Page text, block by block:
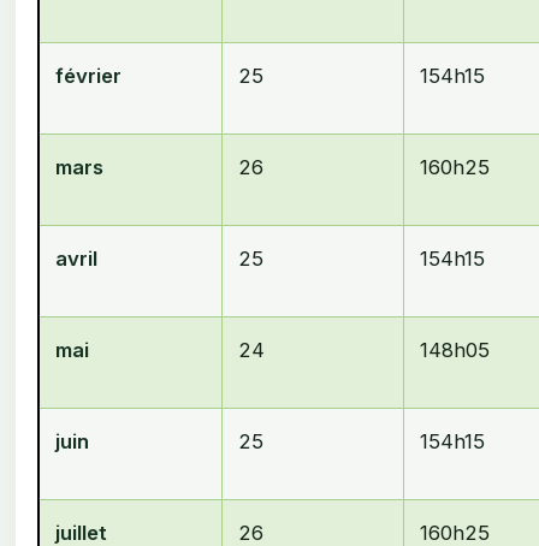
février 25 154h15
mars 26 160h25
avril 25 154h15
mai 24 148h05
juin 25 154h15
juillet 26 160h25